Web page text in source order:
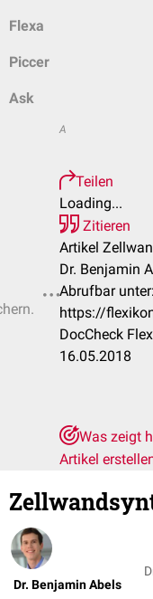
Flexa
Piccer
Ask
A
Teilen
Loading...
Zitieren
Artikel
Dr. Benjamin
Abrufbar unter:
https://
DocCheck
16.05.2018
Was zeigt
Artikel
Dr. Benjamin Abels